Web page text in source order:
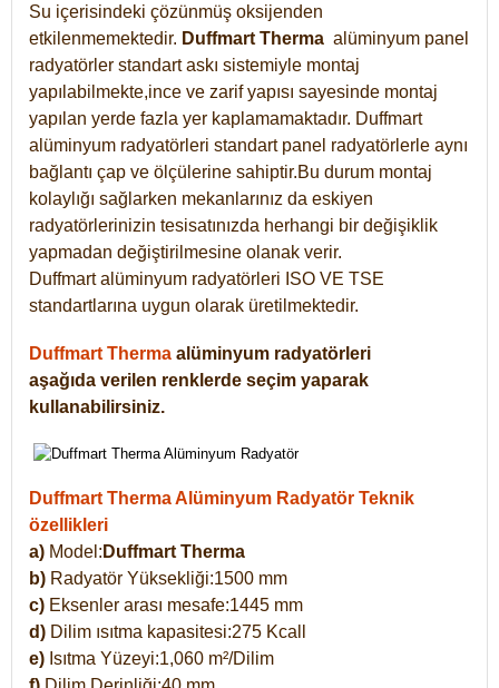
Su içerisindeki çözünmüş oksijenden
etkilenmemektedir. Duffmart Therma alüminyum panel
radyatörler standart askı sistemiyle montaj
yapılabilmekte,ince ve zarif yapısı sayesinde montaj
yapılan yerde fazla yer kaplamamaktadır. Duffmart
alüminyum radyatörleri standart panel radyatörlerle aynı
bağlantı çap ve ölçülerine sahiptir.Bu durum montaj
kolaylığı sağlarken mekanlarınız da eskiyen
radyatörlerinizin tesisatınızda herhangi bir değişiklik
yapmadan değiştirilmesine olanak verir.
Duffmart alüminyum radyatörleri ISO VE TSE
standartlarına uygun olarak üretilmektedir.
Duffmart Therma alüminyum radyatörleri
aşağıda verilen renklerde seçim yaparak
kullanabilirsiniz.
Duffmart Therma Alüminyum Radyatör Teknik
özellikleri
a) Model: Duffmart Therma
b) Radyatör Yüksekliği:1500 mm
c) Eksenler arası mesafe:1445 mm
d) Dilim ısıtma kapasitesi:275 Kcall
e) Isıtma Yüzeyi:1,060 m²/Dilim